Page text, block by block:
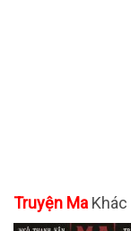
Truyện Ma Khác